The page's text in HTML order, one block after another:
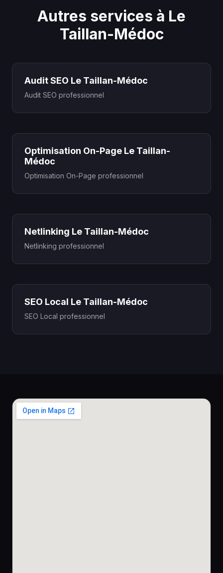
Autres services à Le
Taillan-Médoc
Audit SEO Le Taillan-Médoc
Audit SEO professionnel
Optimisation On-Page Le Taillan-
Médoc
Optimisation On-Page professionnel
Netlinking Le Taillan-Médoc
Netlinking professionnel
SEO Local Le Taillan-Médoc
SEO Local professionnel